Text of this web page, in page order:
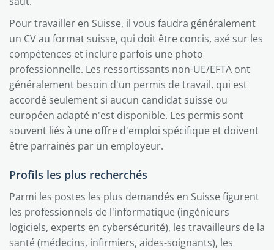
Pour travailler en Suisse, il vous faudra généralement
un CV au format suisse, qui doit être concis, axé sur les
compétences et inclure parfois une photo
professionnelle. Les ressortissants non-UE/EFTA ont
généralement besoin d'un permis de travail, qui est
accordé seulement si aucun candidat suisse ou
européen adapté n'est disponible. Les permis sont
souvent liés à une offre d'emploi spécifique et doivent
être parrainés par un employeur.
Profils les plus recherchés
Parmi les postes les plus demandés en Suisse figurent
les professionnels de l'informatique (ingénieurs
logiciels, experts en cybersécurité), les travailleurs de la
santé (médecins, infirmiers, aides-soignants), les